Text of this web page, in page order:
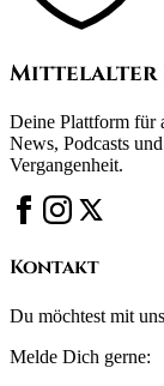
Mittelalter
Deine Plattform für
News, Podcasts
Vergangenheit.
Kontakt
Du möchtest mit
Melde Dich gerne: